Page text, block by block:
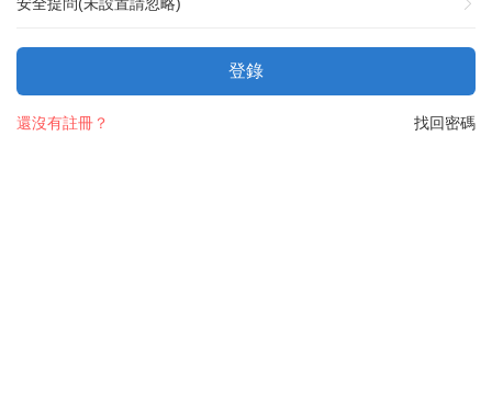
登錄
找回密碼
還沒有註冊？